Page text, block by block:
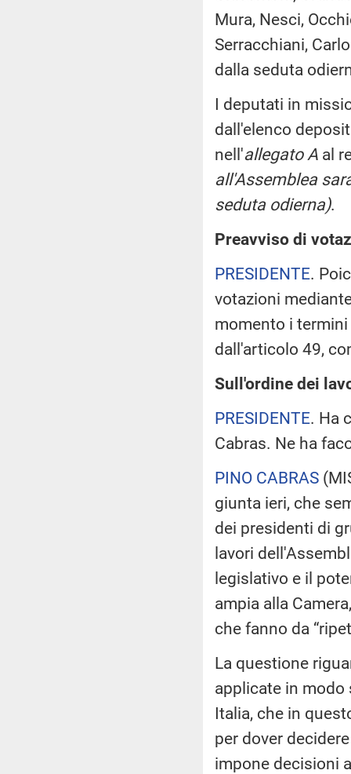
Mura, Nesci,
Serracchiani,
dalla seduta
I deputati in
dall'elenco
nell'allegato A al
all'Assemblea
seduta odierna).
Preavviso di
PRESIDENTE.
votazioni
momento i
dall'articolo 49,
Sull'ordine dei
PRESIDENTE. Ha
Cabras. Ne ha
PINO CABRAS (
giunta ieri, che
dei presidenti di
lavori
legislativo e il
ampia alla
che fanno da
La questione
applicate in modo
Italia, che in
per dover
impone decisioni